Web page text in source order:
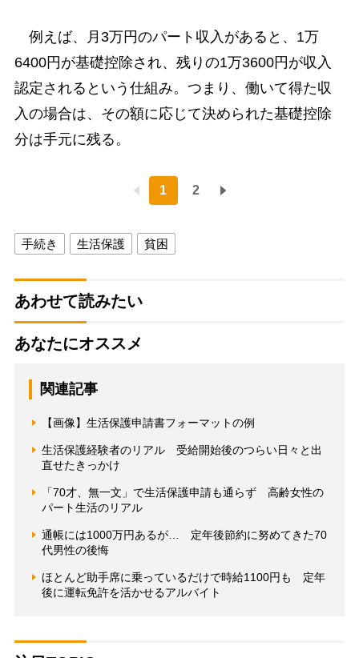
例えば、月3万円のパート収入があると、1万
6400円が基礎控除され、残りの1万3600円が収入
認定されるという仕組み。つまり、働いて得た収
入の場合は、その額に応じて決められた基礎控除
分は手元に残る。
1 2
手続き 生活保護 貧困
あわせて読みたい
あなたにオススメ
関連記事
【画像】生活保護申請書フォーマットの例
生活保護経験者のリアル 受給開始後のつらい日々と出
直せたきっかけ
「70才、無一文」で生活保護申請も通らず 高齢女性の
パート生活のリアル
通帳には1000万円あるが… 定年後節約に努めてきた70
代男性の後悔
ほとんど助手席に乗っているだけで時給1100円も 定年
後に運転免許を活かせるアルバイト